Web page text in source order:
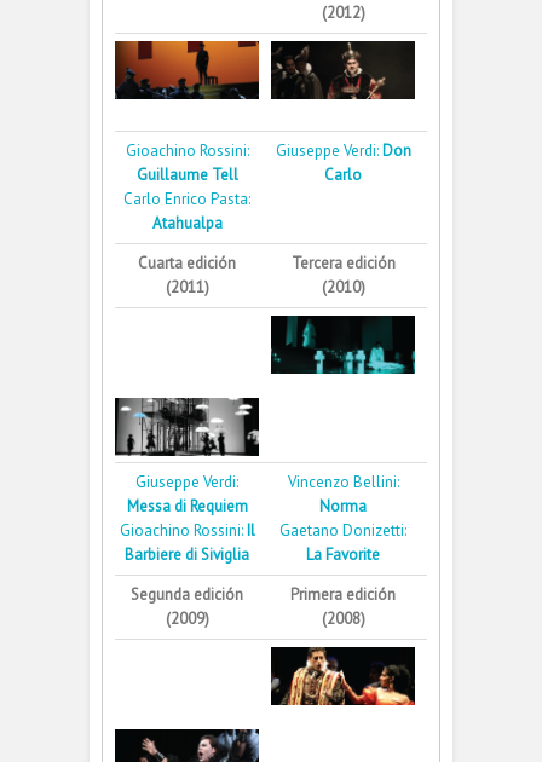
(2012)
Gioachino Rossini:
Guillaume Tell
Carlo Enrico Pasta:
Atahualpa
Giuseppe Verdi: Don
Carlo
Cuarta edición
(2011)
Tercera edición
(2010)
Giuseppe Verdi:
Messa di Requiem
Gioachino Rossini: Il
Barbiere di Siviglia
Vincenzo Bellini:
Norma
Gaetano Donizetti:
La Favorite
Segunda edición
(2009)
Primera edición
(2008)